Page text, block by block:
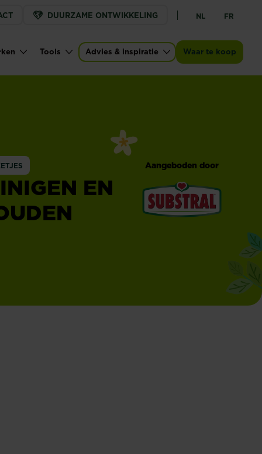
DUURZAME ONTWIKKELING NL FR
Tools Advies & inspiratie Waar te koop
EN
Aangeboden door